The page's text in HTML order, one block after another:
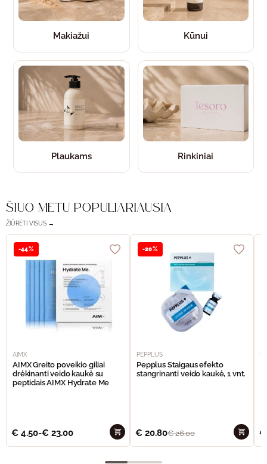
Makiažui Kūnui
Plaukams Rinkiniai
ŠIUO METU POPULIARIAUSIA
ŽIŪRĖTI VISUS →
-44%
AIMX
AIMX Greito poveikio giliai
drėkinanti veido kaukė su
peptidais AIMX Hydrate Me
€ 4.50-€ 23.00
-20%
PEPPLUS
Pepplus Staigaus efekto
stangrinanti veido kaukė, 1 vnt.
€ 20.80€26.00 €